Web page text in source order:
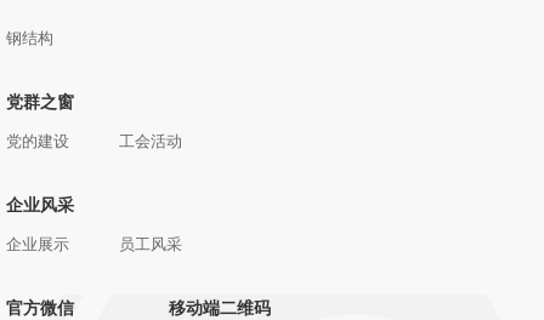
钢结构
党群之窗
党的建设 工会活动
企业风采
企业展示 员工风采
官方微信 移动端二维码